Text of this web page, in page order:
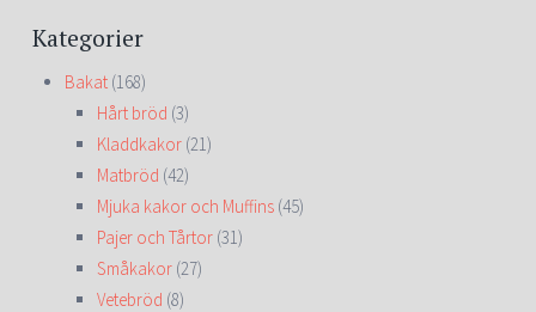
Kategorier
Bakat (168)
Hårt bröd (3)
Kladdkakor (21)
Matbröd (42)
Mjuka kakor och Muffins (45)
Pajer och Tårtor (31)
Småkakor (27)
Vetebröd (8)